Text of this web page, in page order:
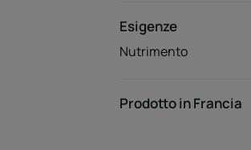
Esigenze
Nutrimento
Prodotto in Francia